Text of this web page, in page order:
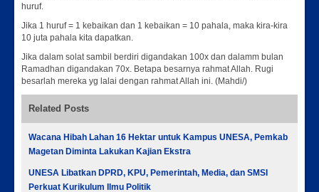
huruf.
Jika 1 huruf = 1 kebaikan dan 1 kebaikan = 10 pahala, maka kira-kira
10 juta pahala kita dapatkan.
Jika dalam solat sambil berdiri digandakan 100x dan dalamm bulan
Ramadhan digandakan 70x. Betapa besarnya rahmat Allah. Rugi
besarlah mereka yg lalai dengan rahmat Allah ini. (Mahdi/)
Related Posts
Wacana Hibah Lahan 16 Hektar untuk Kampus UNESA, Pemkab
Magetan Diminta Lakukan Kajian Ekstra
UNESA Libatkan DPRD, KPU, Pemerintah, Media, dan SMSI
Perkuat Kurikulum Ilmu Politik